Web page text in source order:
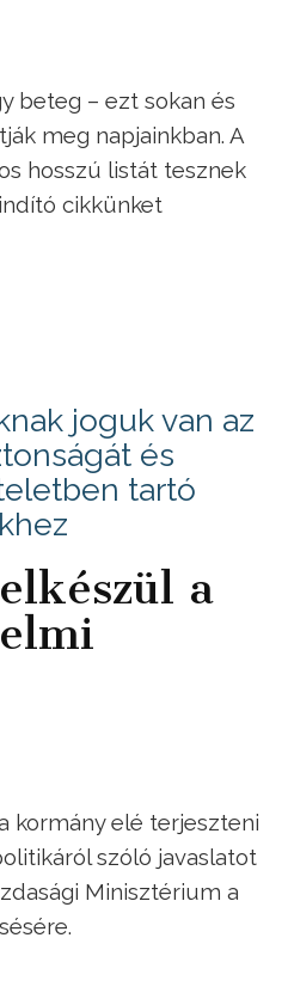
beteg – ezt sokan és
meg napjainkban. A
hosszú listát tesznek
cikkünket
joguk van az
és
tartó
a
kormány elé terjeszteni
szóló javaslatot
Minisztérium a